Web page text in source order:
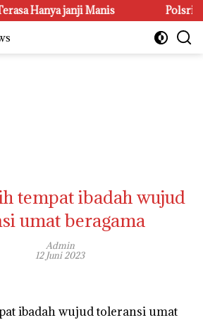
janji Manis Polsri Juara
tempat ibadah wujud
umat beragama
Admin
12 Juni 2023
ibadah wujud toleransi umat